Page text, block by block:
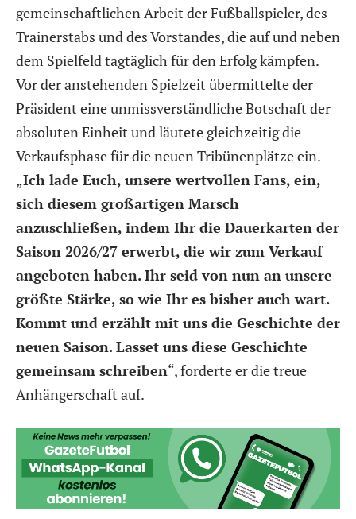
gemeinschaftlichen Arbeit der Fußballspieler, des
Trainerstabs und des Vorstandes, die auf und neben
dem Spielfeld tagtäglich für den Erfolg kämpfen.
Vor der anstehenden Spielzeit übermittelte der
Präsident eine unmissverständliche Botschaft der
absoluten Einheit und läutete gleichzeitig die
Verkaufsphase für die neuen Tribünenplätze ein.
„Ich lade Euch, unsere wertvollen Fans, ein,
sich diesem großartigen Marsch
anzuschließen, indem Ihr die Dauerkarten der
Saison 2026/27 erwerbt, die wir zum Verkauf
angeboten haben. Ihr seid von nun an unsere
größte Stärke, so wie Ihr es bisher auch wart.
Kommt und erzählt mit uns die Geschichte der
neuen Saison. Lasset uns diese Geschichte
gemeinsam schreiben“, forderte er die treue
Anhängerschaft auf.